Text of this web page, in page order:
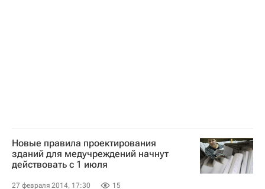
Новые правила проектирования
зданий для медучреждений начнут
действовать с 1 июля
27 февраля 2014, 17:30 15